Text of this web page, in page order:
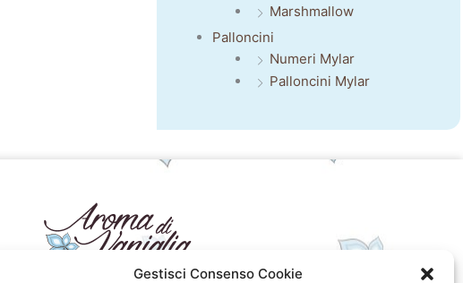
Gestisci Consenso Cookie
Marshmallow
Palloncini
Numeri Mylar
Palloncini Mylar